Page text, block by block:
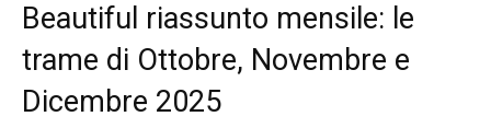
Beautiful riassunto mensile: le
trame di Ottobre, Novembre e
Dicembre 2025